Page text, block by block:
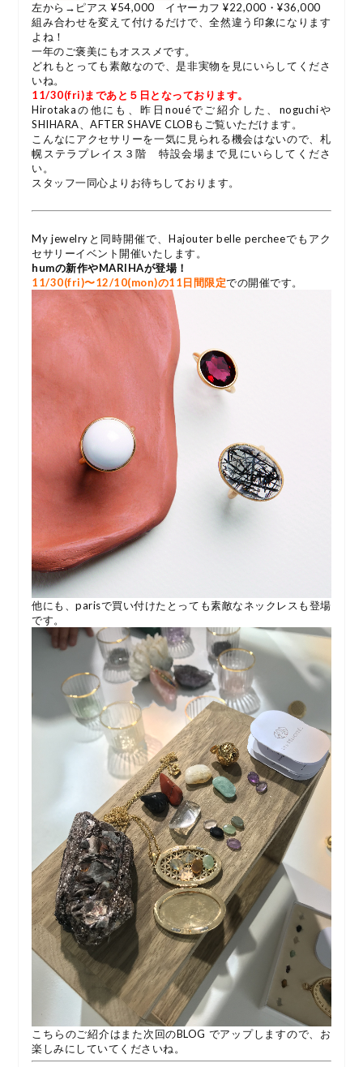
左から→ピアス ¥54,000 イヤーカフ ¥22,000・¥36,000
組み合わせを変えて付けるだけで、全然違う印象になります
よね！
一年のご褒美にもオススメです。
どれもとっても素敵なので、是非実物を見にいらしてくださ
いね。
11/30(fri)まであと５日となっております。
Hirotakaの他にも、昨日nouéでご紹介した、noguchiや
SHIHARA、AFTER SHAVE CLOBもご覧いただけます。
こんなにアクセサリーを一気に見られる機会はないので、札
幌ステラプレイス３階 特設会場まで見にいらしてくださ
い。
スタッフ一同心よりお待ちしております。
My jewelryと同時開催で、Hajouter belle percheeでもアク
セサリーイベント開催いたします。
humの新作やMARIHAが登場！
11/30(fri)〜12/10(mon)の11日間限定での開催です。
他にも、parisで買い付けたとっても素敵なネックレスも登場
です。
こちらのご紹介はまた次回のBLOG でアップしますので、お
楽しみにしていてくださいね。